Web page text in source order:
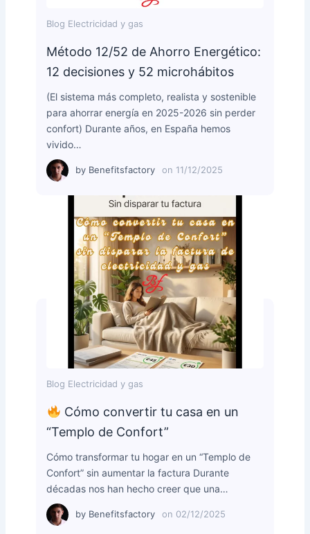
Blog Electricidad y gas
Método 12/52 de Ahorro Energético:
12 decisiones y 52 microhábitos
(El sistema más completo, realista y sostenible
para ahorrar energía en 2025-2026 sin perder
confort) Durante años, en España hemos
vivido…
by Benefitsfactory on 11/12/2025
Blog Electricidad y gas
Cómo convertir tu casa en un
“Templo de Confort”
Cómo transformar tu hogar en un “Templo de
Confort” sin aumentar la factura Durante
décadas nos han hecho creer que una…
by Benefitsfactory on 02/12/2025